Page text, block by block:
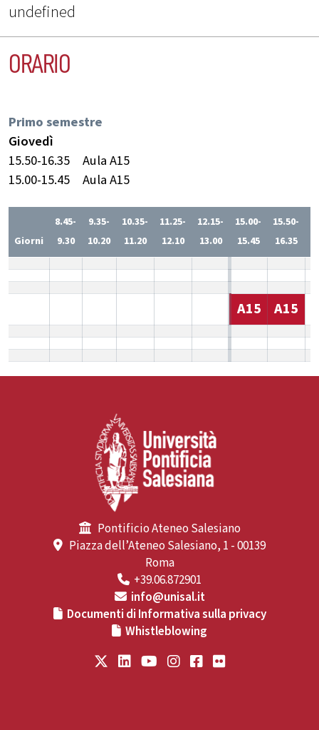
undefined
ORARIO
Primo semestre
Giovedì
15.50-16.35
Aula A15
15.00-15.45
Aula A15
Giorni
8.45-
9.30
9.35-
10.20
10.35-
11.20
11.25-
12.10
12.15-
13.00
15.00-
15.45
15.50-
16.35
A15 A15
Pontificio Ateneo Salesiano
Piazza dell’Ateneo Salesiano, 1 - 00139
Roma
+39.06.872901
info@unisal.it
Documenti di Informativa sulla privacy
Whistleblowing